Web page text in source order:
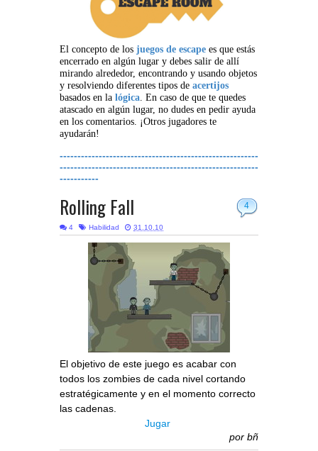
El concepto de los juegos de escape es que estás
encerrado en algún lugar y debes salir de allí
mirando alrededor, encontrando y usando objetos
y resolviendo diferentes tipos de acertijos
basados en la lógica. En caso de que te quedes
atascado en algún lugar, no dudes en pedir ayuda
en los comentarios. ¡Otros jugadores te
ayudarán!
--------------------------------------------------------
--------------------------------------------------------
-----------
4
Rolling Fall
4 Habilidad 31.10.10
El objetivo de este juego es acabar con
todos los zombies de cada nivel cortando
estratégicamente y en el momento correcto
las cadenas.
Jugar
por bñ